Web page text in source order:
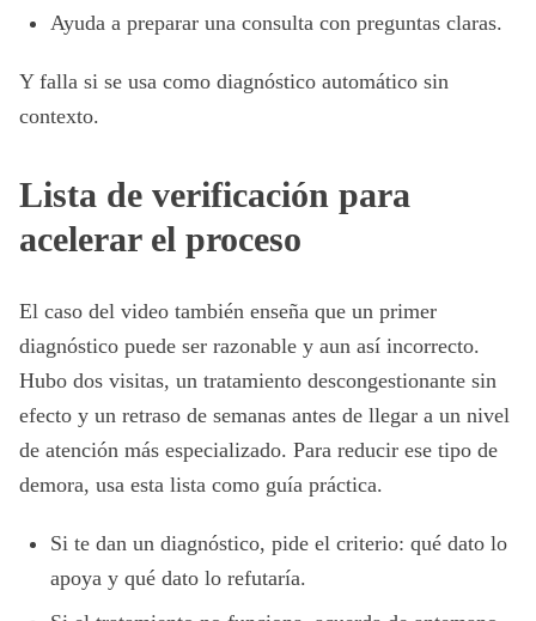
Ayuda a preparar una consulta con preguntas claras.
Y falla si se usa como diagnóstico automático sin
contexto.
Lista de verificación para
acelerar el proceso
El caso del video también enseña que un primer
diagnóstico puede ser razonable y aun así incorrecto.
Hubo dos visitas, un tratamiento descongestionante sin
efecto y un retraso de semanas antes de llegar a un nivel
de atención más especializado. Para reducir ese tipo de
demora, usa esta lista como guía práctica.
Si te dan un diagnóstico, pide el criterio: qué dato lo
apoya y qué dato lo refutaría.